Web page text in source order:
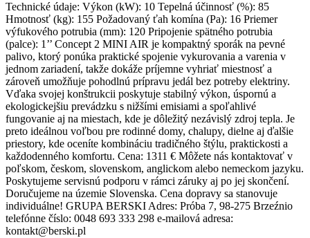
Technické údaje: Výkon (kW): 10 Tepelná účinnosť (%): 85
Hmotnosť (kg): 155 Požadovaný ťah komína (Pa): 16 Priemer
výfukového potrubia (mm): 120 Pripojenie spätného potrubia
(palce): 1’’ Concept 2 MINI AIR je kompaktný sporák na pevné
palivo, ktorý ponúka praktické spojenie vykurovania a varenia v
jednom zariadení, takže dokáže príjemne vyhriať miestnosť a
zároveň umožňuje pohodlnú prípravu jedál bez potreby elektriny.
Vďaka svojej konštrukcii poskytuje stabilný výkon, úspornú a
ekologickejšiu prevádzku s nižšími emisiami a spoľahlivé
fungovanie aj na miestach, kde je dôležitý nezávislý zdroj tepla. Je
preto ideálnou voľbou pre rodinné domy, chalupy, dielne aj ďalšie
priestory, kde oceníte kombináciu tradičného štýlu, praktickosti a
každodenného komfortu. Cena: 1311 € Môžete nás kontaktovať v
poľskom, českom, slovenskom, anglickom alebo nemeckom jazyku.
Poskytujeme servisnú podporu v rámci záruky aj po jej skončení.
Doručujeme na územie Slovenska. Cena dopravy sa stanovuje
individuálne! GRUPA BERSKI Adres: Próba 7, 98-275 Brzeźnio
telefónne číslo: 0048 693 333 298 e-mailová adresa:
kontakt@berski.pl